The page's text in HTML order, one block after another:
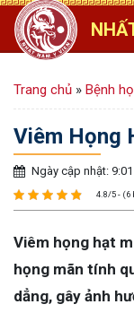
Trang chủ » Bệnh
Viêm Họng
Ngày cập nhật:
4.8/5 - (6
Viêm họng hạt
họng mãn tính
dẳng, gây ảnh